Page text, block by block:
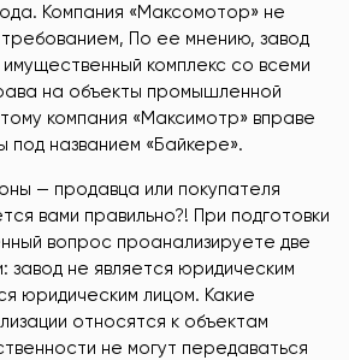
Компания «Максомотор» не
По ее мнению, завод
комплекс со всеми
на объекты промышленной
компания «Максимотр» вправе
под названием «Байкере».
— продавца или покупателя
вами правильно?! При подготовки
вопрос проанализируете две
завод не является юридическим
юридическим лицом. Какие
относятся к объектам
не могут передаваться